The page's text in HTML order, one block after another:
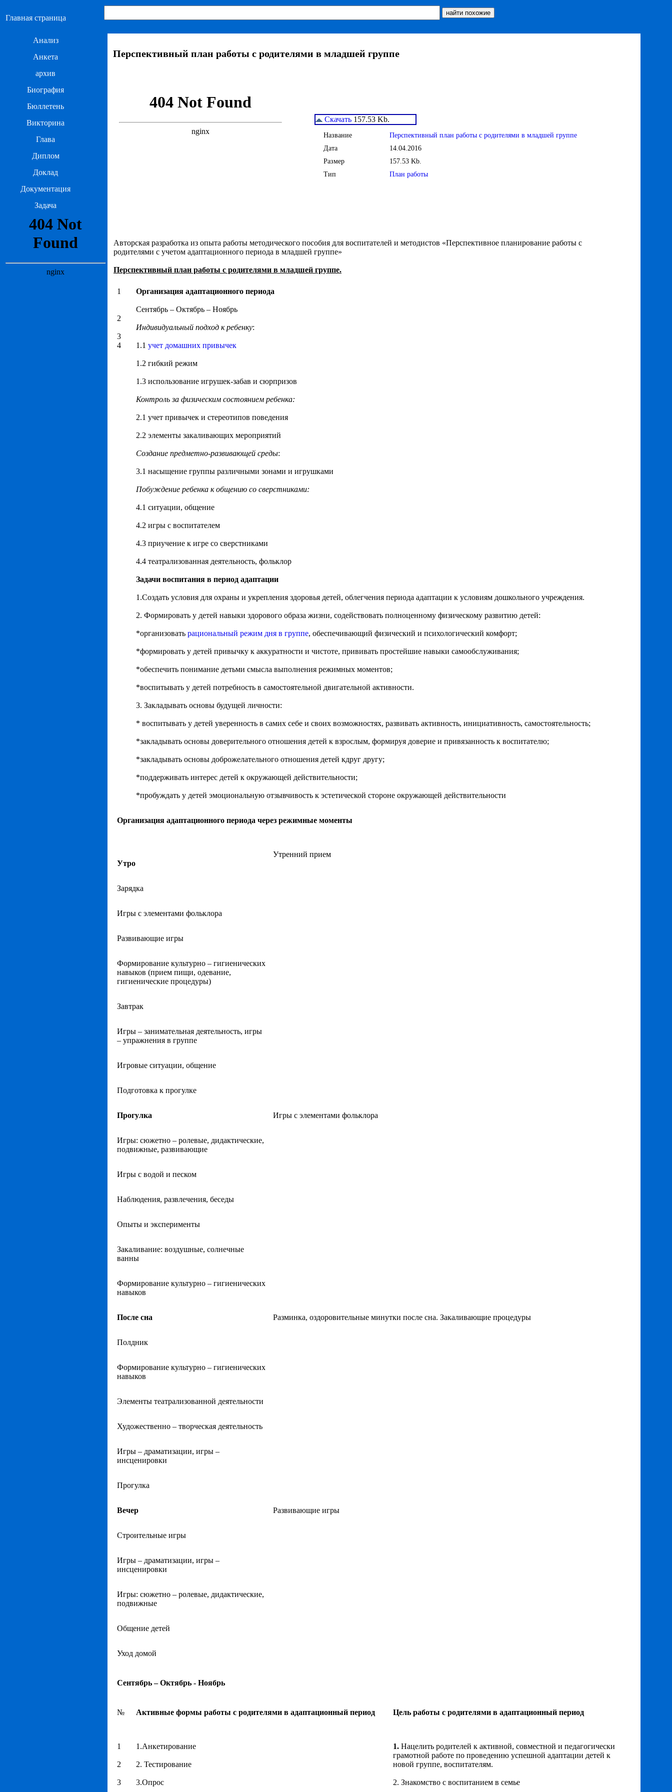
Главная страница
Анализ
Анкета
архив
Биография
Бюллетень
Викторина
Глава
Диплом
Доклад
Документация
Задача
Перспективный план работы с родителями в младшей группе
Скачать 157.53 Kb.
Название
Перспективный план работы с родителями в младшей группе
Дата
14.04.2016
Размер
157.53 Kb.
Тип
План работы
Авторская разработка из опыта работы методического пособия для воспитателей и методистов «Перспективное планирование работы с
родителями с учетом адаптационного периода в младшей группе»
Перспективный план работы с родителями в младшей группе.
1
2
3
4
Организация адаптационного периода
Сентябрь – Октябрь – Ноябрь
Индивидуальный подход к ребенку:
1.1 учет домашних привычек
1.2 гибкий режим
1.3 использование игрушек-забав и сюрпризов
Контроль за физическим состоянием ребенка:
2.1 учет привычек и стереотипов поведения
2.2 элементы закаливающих мероприятий
Создание предметно-развивающей среды:
3.1 насыщение группы различными зонами и игрушками
Побуждение ребенка к общению со сверстниками:
4.1 ситуации, общение
4.2 игры с воспитателем
4.3 приучение к игре со сверстниками
4.4 театрализованная деятельность, фольклор
Задачи воспитания в период адаптации
1.Создать условия для охраны и укрепления здоровья детей, облегчения периода адаптации к условиям дошкольного учреждения.
2. Формировать у детей навыки здорового образа жизни, содействовать полноценному физическому развитию детей:
*организовать рациональный режим дня в группе, обеспечивающий физический и психологический комфорт;
*формировать у детей привычку к аккуратности и чистоте, прививать простейшие навыки самообслуживания;
*обеспечить понимание детьми смысла выполнения режимных моментов;
*воспитывать у детей потребность в самостоятельной двигательной активности.
3. Закладывать основы будущей личности:
* воспитывать у детей уверенность в самих себе и своих возможностях, развивать активность, инициативность, самостоятельность;
*закладывать основы доверительного отношения детей к взрослым, формируя доверие и привязанность к воспитателю;
*закладывать основы доброжелательного отношения детей кдруг другу;
*поддерживать интерес детей к окружающей действительности;
*пробуждать у детей эмоциональную отзывчивость к эстетической стороне окружающей действительности
Организация адаптационного периода через режимные моменты
Утро
Утренний прием
Зарядка
Игры с элементами фольклора
Развивающие игры
Формирование культурно – гигиенических
навыков (прием пищи, одевание,
гигиенические процедуры)
Завтрак
Игры – занимательная деятельность, игры
– упражнения в группе
Игровые ситуации, общение
Подготовка к прогулке
Прогулка Игры с элементами фольклора
Игры: сюжетно – ролевые, дидактические,
подвижные, развивающие
Игры с водой и песком
Наблюдения, развлечения, беседы
Опыты и эксперименты
Закаливание: воздушные, солнечные
ванны
Формирование культурно – гигиенических
навыков
После сна Разминка, оздоровительные минутки после сна. Закаливающие процедуры
Полдник
Формирование культурно – гигиенических
навыков
Элементы театрализованной деятельности
Художественно – творческая деятельность
Игры – драматизации, игры –
инсценировки
Прогулка
Вечер Развивающие игры
Строительные игры
Игры – драматизации, игры –
инсценировки
Игры: сюжетно – ролевые, дидактические,
подвижные
Общение детей
Уход домой
Сентябрь – Октябрь - Ноябрь
№ Активные формы работы с родителями в адаптационный период Цель работы с родителями в адаптационный период
1
2
3
1.Анкетирование
2. Тестирование
3.Опрос
1. Нацелить родителей к активной, совместной и педагогически
грамотной работе по проведению успешной адаптации детей к
новой группе, воспитателям.
2. Знакомство с воспитанием в семье